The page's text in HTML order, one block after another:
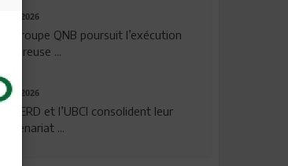
29.07.2026
Le Groupe QNB poursuit l’exécution
rigoureuse ...
24.07.2026
La BERD et l’UBCI consolident leur
partenariat ...